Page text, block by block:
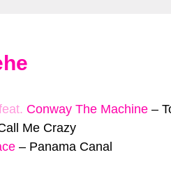
Conway The Machine –
Me Crazy
– Panama Canal